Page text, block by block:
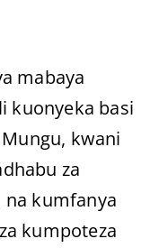
mabaya
kuonyeka basi
kwani
za
na kumfanya
kumpoteza